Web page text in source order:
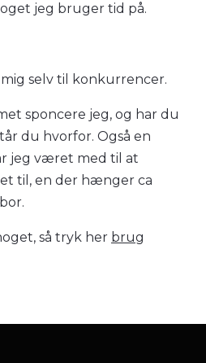
jeg bruger tid på.
selv til konkurrencer.
sponcere jeg, og har du
du hvorfor. Også en
jeg været med til at
til, en der hænger ca
så tryk her brug